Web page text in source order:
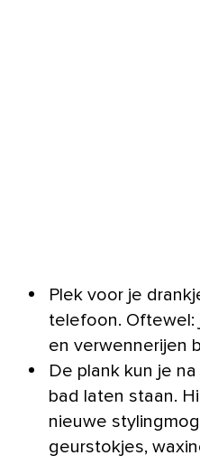
Plek voor je
telefoon.
en verwennerijen
De plank kun je
bad laten staan.
nieuwe
geurstokjes,